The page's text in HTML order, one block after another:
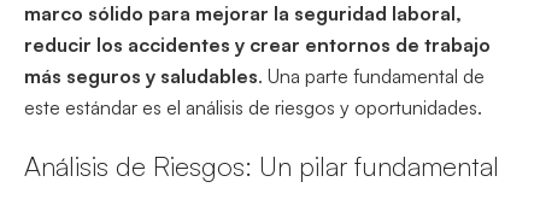
marco sólido para mejorar la seguridad laboral,
reducir los accidentes y crear entornos de trabajo
más seguros y saludables. Una parte fundamental de
este estándar es el análisis de riesgos y oportunidades.
Análisis de Riesgos: Un pilar fundamental